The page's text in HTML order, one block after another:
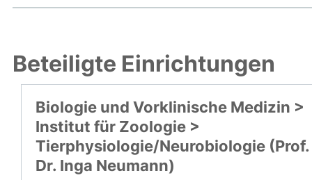
Beteiligte Einrichtungen
Biologie und Vorklinische Medizin >
Institut für Zoologie >
Tierphysiologie/Neurobiologie (Prof.
Dr. Inga Neumann)